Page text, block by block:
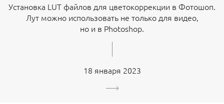
Установка LUT файлов для цветокоррекции в Фотошоп.
Лут можно использовать не только для видео,
но и в Photoshop.
18 января 2023